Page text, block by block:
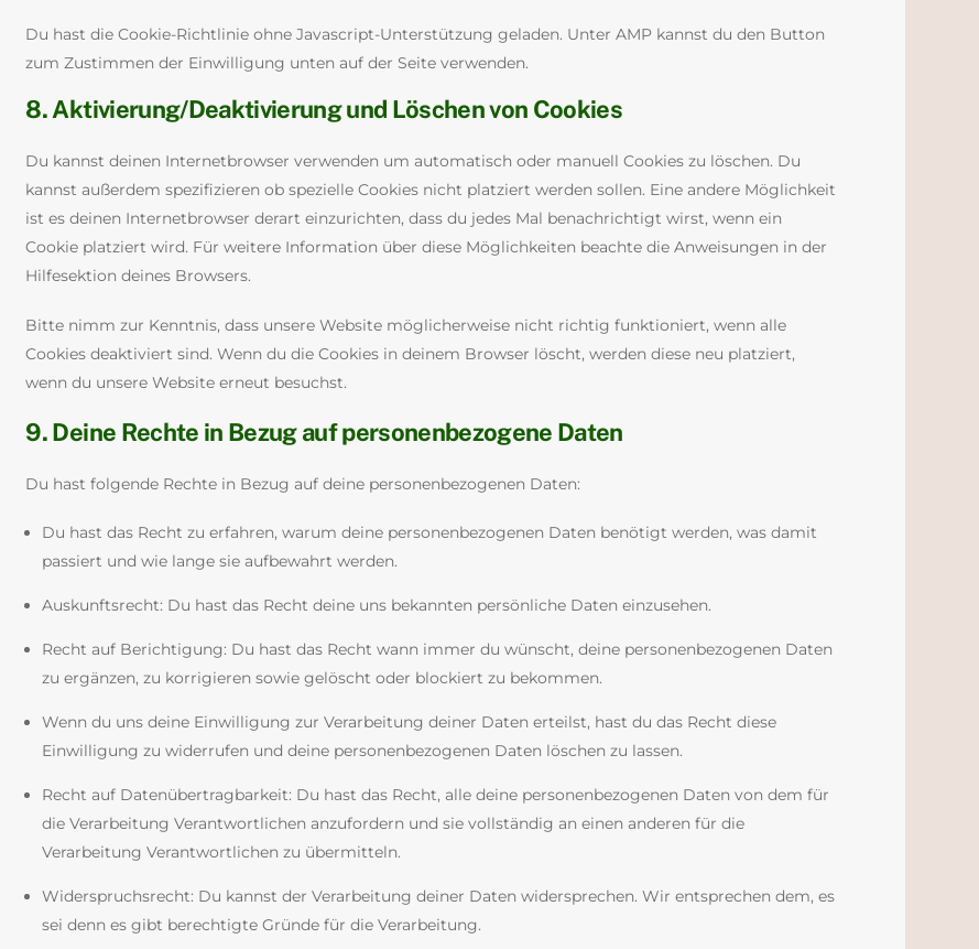
Du hast die Cookie-Richtlinie ohne Javascript-Unterstützung geladen. Unter AMP kannst du den Button
zum Zustimmen der Einwilligung unten auf der Seite verwenden.
8. Aktivierung/Deaktivierung und Löschen von Cookies
Du kannst deinen Internetbrowser verwenden um automatisch oder manuell Cookies zu löschen. Du
kannst außerdem spezifizieren ob spezielle Cookies nicht platziert werden sollen. Eine andere Möglichkeit
ist es deinen Internetbrowser derart einzurichten, dass du jedes Mal benachrichtigt wirst, wenn ein
Cookie platziert wird. Für weitere Information über diese Möglichkeiten beachte die Anweisungen in der
Hilfesektion deines Browsers.
Bitte nimm zur Kenntnis, dass unsere Website möglicherweise nicht richtig funktioniert, wenn alle
Cookies deaktiviert sind. Wenn du die Cookies in deinem Browser löscht, werden diese neu platziert,
wenn du unsere Website erneut besuchst.
9. Deine Rechte in Bezug auf personenbezogene Daten
Du hast folgende Rechte in Bezug auf deine personenbezogenen Daten:
Du hast das Recht zu erfahren, warum deine personenbezogenen Daten benötigt werden, was damit
passiert und wie lange sie aufbewahrt werden.
Auskunftsrecht: Du hast das Recht deine uns bekannten persönliche Daten einzusehen.
Recht auf Berichtigung: Du hast das Recht wann immer du wünscht, deine personenbezogenen Daten
zu ergänzen, zu korrigieren sowie gelöscht oder blockiert zu bekommen.
Wenn du uns deine Einwilligung zur Verarbeitung deiner Daten erteilst, hast du das Recht diese
Einwilligung zu widerrufen und deine personenbezogenen Daten löschen zu lassen.
Recht auf Datenübertragbarkeit: Du hast das Recht, alle deine personenbezogenen Daten von dem für
die Verarbeitung Verantwortlichen anzufordern und sie vollständig an einen anderen für die
Verarbeitung Verantwortlichen zu übermitteln.
Widerspruchsrecht: Du kannst der Verarbeitung deiner Daten widersprechen. Wir entsprechen dem, es
sei denn es gibt berechtigte Gründe für die Verarbeitung.